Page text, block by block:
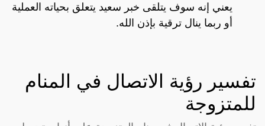
يعني إنه سوف يتلقى خبر سعيد يتعلق بحياته العملية
أو ربما ينال ترقية بإذن الله.
تفسير رؤية الاتصال في المنام
للمتزوجة